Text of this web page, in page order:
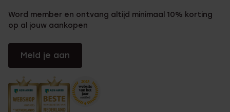
Word member en ontvang altijd minimaal 10% korting
op al jouw aankopen
Meld je aan